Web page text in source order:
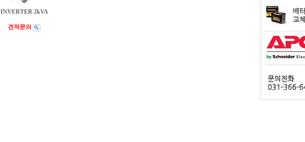
INVERTER 2kVA
견적문의